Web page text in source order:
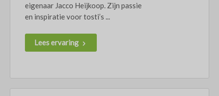
eigenaar Jacco Heijkoop. Zijn passie
en inspiratie voor tosti’s ...
Lees ervaring